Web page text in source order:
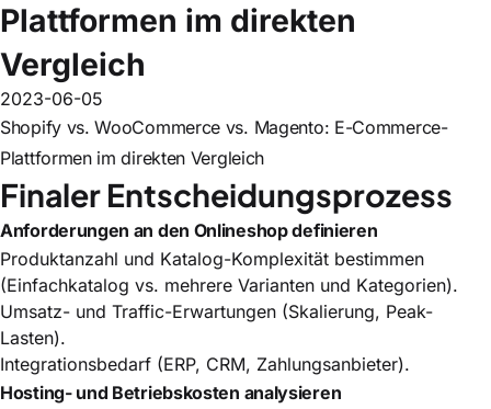
Plattformen im direkten
Vergleich
2023-06-05
Shopify vs. WooCommerce vs. Magento: E-Commerce-
Plattformen im direkten Vergleich
Finaler Entscheidungsprozess
Anforderungen an den Onlineshop definieren
Produktanzahl und Katalog-Komplexität bestimmen
(Einfachkatalog vs. mehrere Varianten und Kategorien).
Umsatz- und Traffic-Erwartungen (Skalierung, Peak-
Lasten).
Integrationsbedarf (ERP, CRM, Zahlungsanbieter).
Hosting- und Betriebskosten analysieren